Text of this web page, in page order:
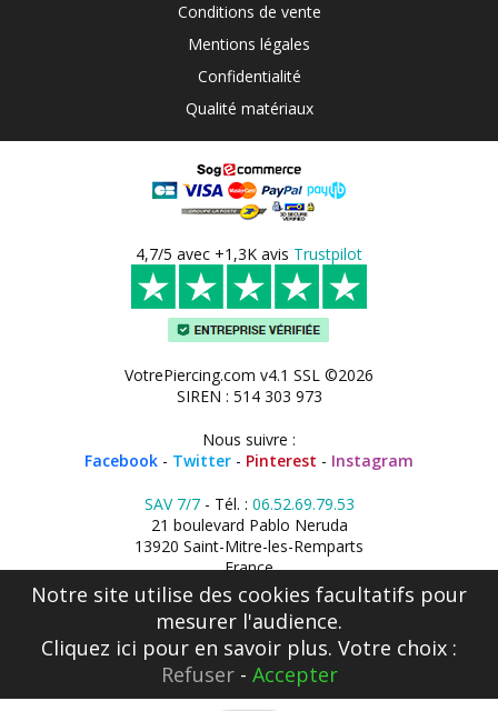
Conditions de vente
Mentions légales
Confidentialité
Qualité matériaux
4,7/5 avec +1,3K avis Trustpilot
VotrePiercing.com v4.1 SSL ©2026
SIREN : 514 303 973
Nous suivre :
Facebook - Twitter - Pinterest - Instagram
SAV 7/7- Tél. : 06.52.69.79.53
21 boulevard Pablo Neruda
13920 Saint-Mitre-les-Remparts
France
Notre site utilise des cookies facultatifs pour
mesurer l'audience.
Cliquez ici pour en savoir plus. Votre choix :
Refuser- Accepter